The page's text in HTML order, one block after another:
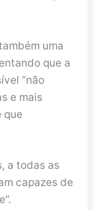
uma
que a
“não
e mais
que
a todas as
capazes de